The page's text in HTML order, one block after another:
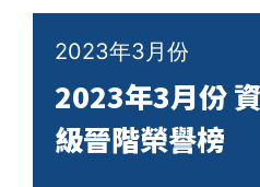
2023年3月份
2023年3月份
級晉階榮譽榜